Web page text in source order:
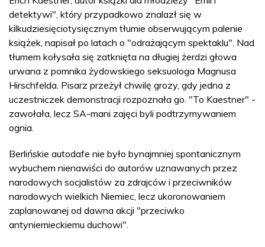
detektywi", który przypadkowo znalazł się w
kilkudziesięciotysięcznym tłumie obserwującym palenie
książek, napisał po latach o "odrażającym spektaklu". Nad
tłumem kołysała się zatknięta na długiej żerdzi głowa
urwana z pomnika żydowskiego seksuologa Magnusa
Hirschfelda. Pisarz przeżył chwilę grozy, gdy jedna z
uczestniczek demonstracji rozpoznała go. "To Kaestner" -
zawołała, lecz SA-mani zajęci byli podtrzymywaniem
ognia.
Berlińskie autodafe nie było bynajmniej spontanicznym
wybuchem nienawiści do autorów uznawanych przez
narodowych socjalistów za zdrajców i przeciwników
narodowych wielkich Niemiec, lecz ukoronowaniem
zaplanowanej od dawna akcji "przeciwko
antyniemieckiemu duchowi".